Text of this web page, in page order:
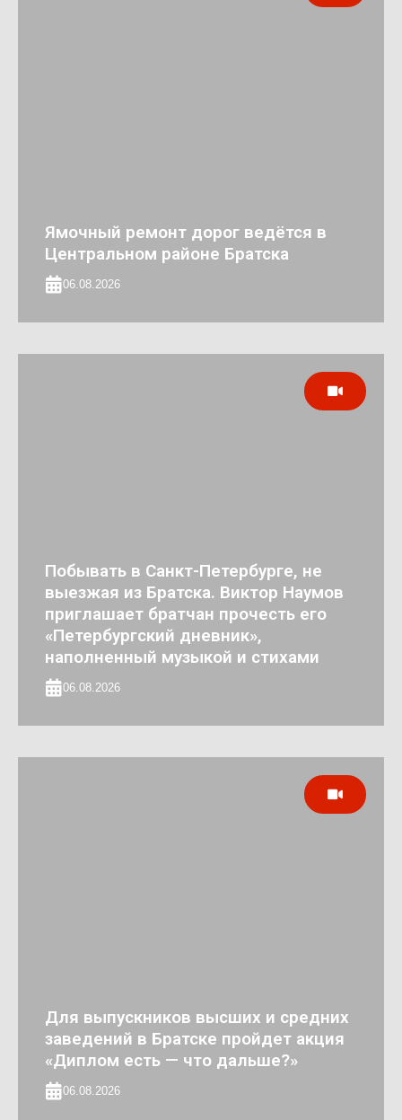
Ямочный ремонт дорог ведётся в
Центральном районе Братска
06.08.2026
Побывать в Санкт-Петербурге, не
выезжая из Братска. Виктор Наумов
приглашает братчан прочесть его
«Петербургский дневник»,
наполненный музыкой и стихами
06.08.2026
Для выпускников высших и средних
заведений в Братске пройдет акция
«Диплом есть — что дальше?»
06.08.2026